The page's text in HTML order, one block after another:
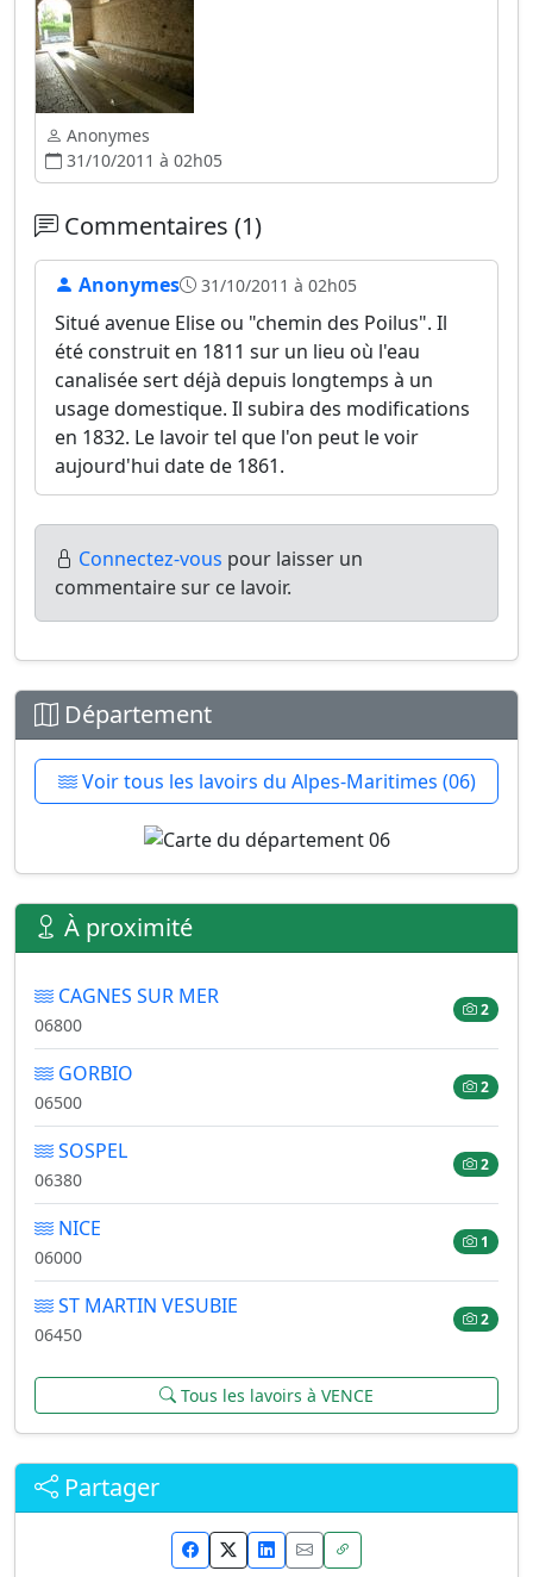
Anonymes
31/10/2011 à 02h05
Commentaires (1)
Anonymes 31/10/2011 à 02h05
Situé avenue Elise ou "chemin des Poilus". Il
été construit en 1811 sur un lieu où l'eau
canalisée sert déjà depuis longtemps à un
usage domestique. Il subira des modifications
en 1832. Le lavoir tel que l'on peut le voir
aujourd'hui date de 1861.
Connectez-vous pour laisser un
commentaire sur ce lavoir.
Département
Voir tous les lavoirs du Alpes-Maritimes (06)
À proximité
CAGNES SUR MER
06800
2
GORBIO
06500
2
SOSPEL
06380
2
NICE
06000
1
ST MARTIN VESUBIE
06450
2
Tous les lavoirs à VENCE
Partager